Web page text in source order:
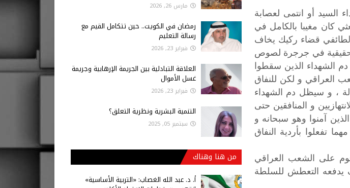
السيد أو انتمى لعصابة
كان مغيبا بالكامل في
قضاء ركيك يخاف
حقيقية في جرجرة لصوص
الشهداء الذين سقطوا
العراقي و لكن للنفاق
، و سيظل دم الشهداء
و المنافقين حتى
آمنوا وهو سبحانه و
تفعلوا بأردية النفاق
للهجوم على الشعب العراقي
يدفعه التعطش للسلطة
مارس 26, 2026
رمضان في الكويت.. حين تتكامل القيم مع
رسالة التعليم
فبراير 23, 2026
العلاقة التبادلية بين الجريمة الإرهابية وجريمة
غسل الأموال
فبراير 23, 2026
التنمية البشرية ونظرية التعلق؟
سبتمبر 05, 2025
من هنا وهناك
أ‌. د. عبد الله الغصاب: «التربية الأساسية»